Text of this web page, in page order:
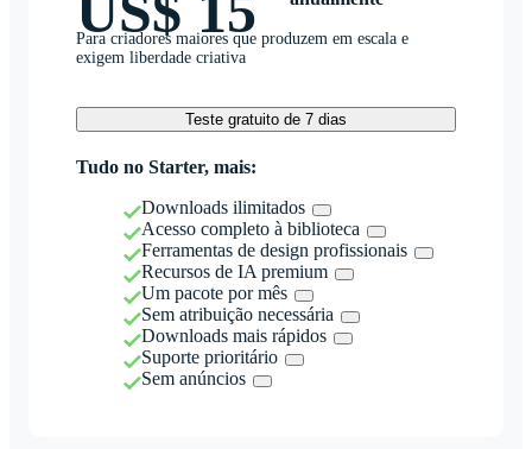
Para criadores maiores que produzem em escala e
exigem liberdade criativa
Teste gratuito de 7 dias
Tudo no Starter, mais:
Downloads ilimitados
Acesso completo à biblioteca
Ferramentas de design profissionais
Recursos de IA premium
Um pacote por mês
Sem atribuição necessária
Downloads mais rápidos
Suporte prioritário
Sem anúncios